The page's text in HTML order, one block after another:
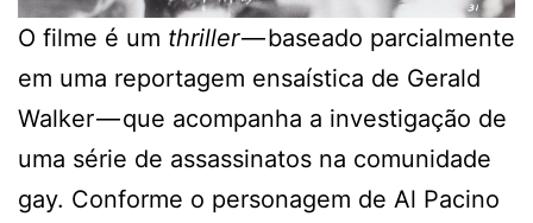
O filme é um thriller— baseado parcialmente
em uma reportagem ensaística de Gerald
Walker — que acompanha a investigação de
uma série de assassinatos na comunidade
gay. Conforme o personagem de Al Pacino